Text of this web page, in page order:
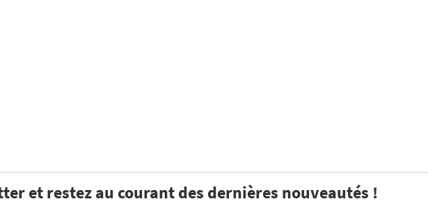
et restez au courant des dernières nouveautés !